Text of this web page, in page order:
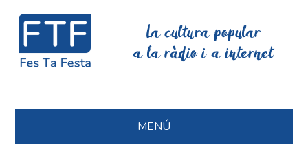
La cultura popular
a la ràdio i a internet
MENÚ